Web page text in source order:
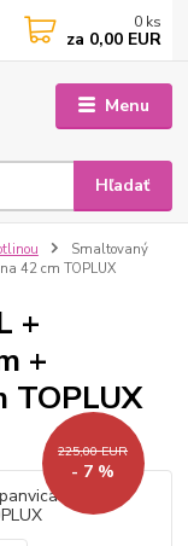
Menu
Hľadať
0 ks
za 0,00 EUR
Smaltovaný
42 cm TOPLUX
+
+
TOPLUX
225,00 EUR
- 7 %